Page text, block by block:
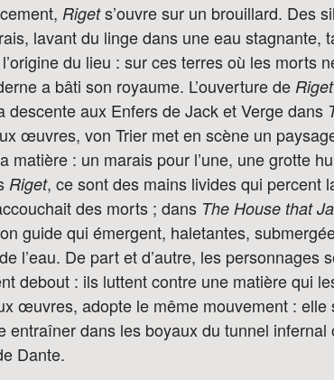
Rigets’ouvre sur un brouillard. Des
lavant du linge dans une eau stagnante,
du lieu : sur ces terres où les morts
a bâti son royaume. L’ouverture de Riget
descente aux Enfers de Jack et Verge dans
œuvres, von Trier met en scène un
matière : un marais pour l’une, une grotte
Riget, ce sont des mains livides qui percent
des morts ; dans The House that
guide qui émergent, haletantes,
l’eau. De part et d’autre, les personnages
debout : ils luttent contre une matière qui
œuvres, adopte le même mouvement : elle
entraîner dans les boyaux du tunnel
Dante.